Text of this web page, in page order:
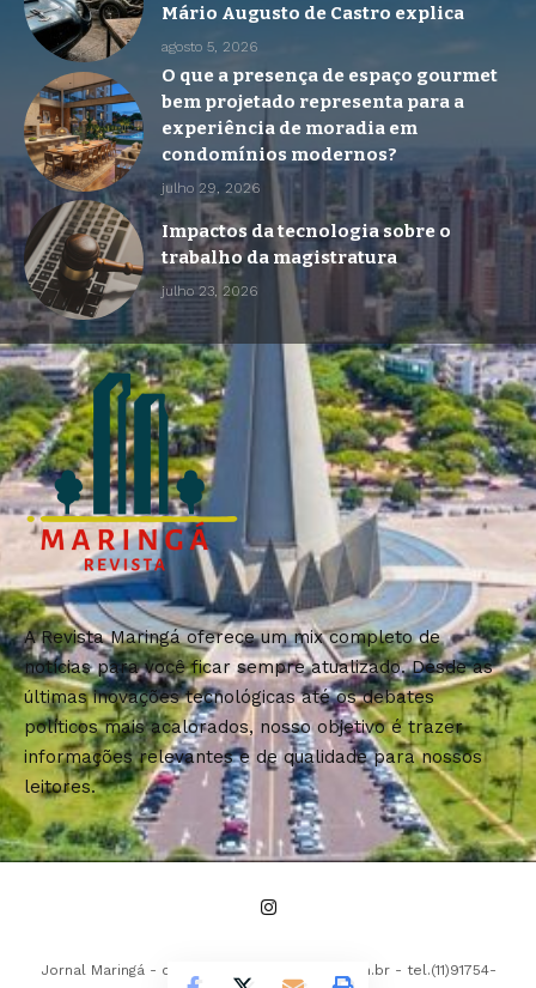
Mário Augusto de Castro explica
agosto 5, 2026
O que a presença de espaço gourmet
bem projetado representa para a
experiência de moradia em
condomínios modernos?
julho 29, 2026
Impactos da tecnologia sobre o
trabalho da magistratura
julho 23, 2026
A Revista Maringá oferece um mix completo de
notícias para você ficar sempre atualizado. Desde as
últimas inovações tecnológicas até os debates
políticos mais acalorados, nosso objetivo é trazer
informações relevantes e de qualidade para nossos
leitores.
Jornal Maringá - contato@revistamaringa.com.br- tel.(11)91754-